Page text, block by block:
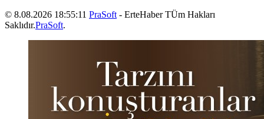
© 8.08.2026 18:55:11 PraSoft - ErteHaber TÜm Hakları
Saklıdır.PraSoft.